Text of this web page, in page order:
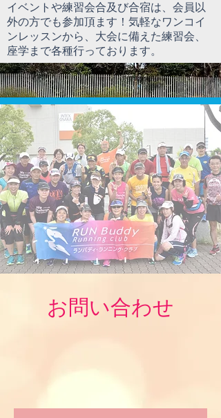
お問い合わせ​
​イベントや練習会合及び合宿は、会員以
外の方でも参加頂ます！気軽なワンコイ
ンレッスンから、大会に備えた練習会、
座学まで各種行っております。